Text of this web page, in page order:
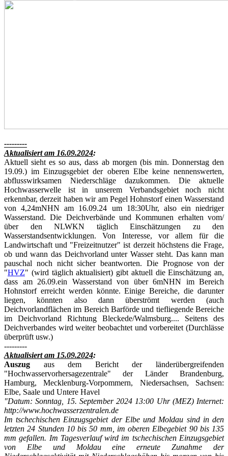
---------
Aktualisiert am 16.09.2024:
Aktuell sieht es so aus, dass ab morgen (bis min. Donnerstag den
19.09.) im Einzugsgebiet der oberen Elbe keine nennenswerten,
abflusswirksamen Niederschläge dazukommen. Die aktuelle
Hochwasserwelle ist in unserem Verbandsgebiet noch nicht
erkennbar, derzeit haben wir am Pegel Hohnstorf einen Wasserstand
von 4,24mNHN am 16.09.24 um 18:30Uhr, also ein niedriger
Wasserstand. Die Deichverbände und Kommunen erhalten vom/
über den NLWKN täglich Einschätzungen zu den
Wasserstandsentwicklungen. Von Interesse, vor allem für die
Landwirtschaft und "Freizeitnutzer" ist derzeit höchstens die Frage,
ob und wann das Deichvorland unter Wasser steht. Das kann man
pauschal noch nicht sicher beantworten. Die Prognose von der
"HVZ" (wird täglich aktualisiert) gibt aktuell die Einschätzung an,
dass am 26.09.ein Wasserstand von über 6mNHN im Bereich
Hohnstorf erreicht werden könnte. Einige Bereiche, die darunter
liegen, könnten also dann überströmt werden (auch
Deichvorlandflächen im Bereich Barförde und tiefliegende Bereiche
im Deichvorland Richtung Bleckede/Walmsburg.... Seitens des
Deichverbandes wird weiter beobachtet und vorbereitet (Durchlässe
überprüft usw.)
---------
Aktualisiert am 15.09.2024:
Auszug aus dem Bericht der länderübergreifenden
"Hochwasservorhersagezentrale" der Länder Brandenburg,
Hamburg, Mecklenburg-Vorpommern, Niedersachsen, Sachsen:
Elbe, Saale und Untere Havel
"Datum: Sonntag, 15. September 2024 13:00 Uhr (MEZ) Internet:
http://www.hochwasserzentralen.de
Im tschechischen Einzugsgebiet der Elbe und Moldau sind in den
letzten 24 Stunden 10 bis 50 mm, im oberen Elbegebiet 90 bis 135
mm gefallen. Im Tagesverlauf wird im tschechischen Einzugsgebiet
von Elbe und Moldau eine erneute Zunahme der